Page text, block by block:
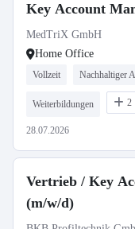
Key Account
MedTriX GmbH
Home Office
Vollzeit Nachhaltiger
Weiterbildungen 2
28.07.2026
Vertrieb / Key
(m/w/d)